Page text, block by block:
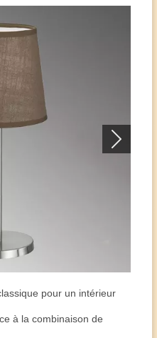
pour un intérieur
à la combinaison de